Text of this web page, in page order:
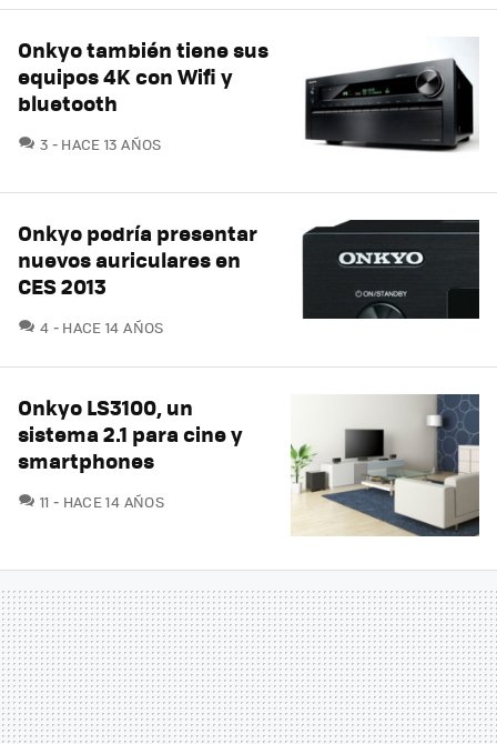
Onkyo también tiene sus
equipos 4K con Wifi y
bluetooth
3 COMENTARIOS
HACE 13 AÑOS
Onkyo podría presentar
nuevos auriculares en
CES 2013
4 COMENTARIOS
HACE 14 AÑOS
Onkyo LS3100, un
sistema 2.1 para cine y
smartphones
11 COMENTARIOS
HACE 14 AÑOS